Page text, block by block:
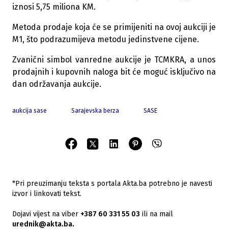
iznosi 5,75 miliona KM.
Metoda prodaje koja će se primijeniti na ovoj aukciji je
M1, što podrazumijeva metodu jedinstvene cijene.
Zvanični simbol vanredne aukcije je TCMKRA, a unos
prodajnih i kupovnih naloga bit će moguć isključivo na
dan održavanja aukcije.
aukcija sase Sarajevska berza SASE
*Pri preuzimanju teksta s portala Akta.ba potrebno je navesti
izvor i linkovati tekst.
Dojavi vijest na viber +387 60 331 55 03 ili na mail
urednik@akta.ba.